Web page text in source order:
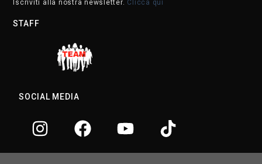
Iscriviti alla nostra newsletter. Clicca qui
STAFF
SOCIAL MEDIA